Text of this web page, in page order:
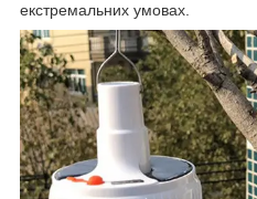
екстремальних умовах.